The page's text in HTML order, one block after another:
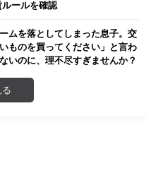
ールを確認
ムを落としてしまった息子。交
ものを買ってください」と言わ
いのに、理不尽すぎませんか？
る